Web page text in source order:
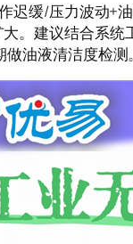
迟缓/压力波动+
。建议结合系统
油液清洁度检测。